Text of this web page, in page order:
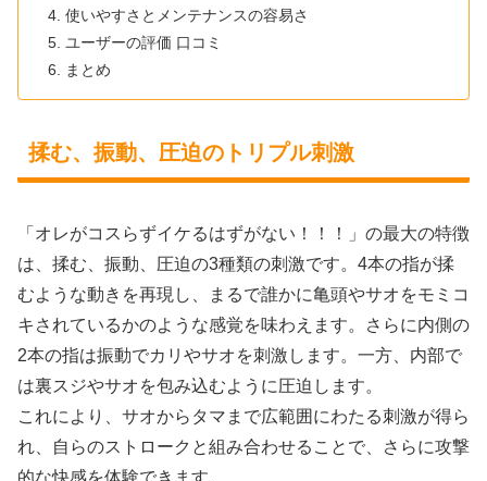
使いやすさとメンテナンスの容易さ
ユーザーの評価 口コミ
まとめ
揉む、振動、圧迫のトリプル刺激
「オレがコスらずイケるはずがない！！！」の最大の特徴
は、揉む、振動、圧迫の3種類の刺激です。4本の指が揉
むような動きを再現し、まるで誰かに亀頭やサオをモミコ
キされているかのような感覚を味わえます。さらに内側の
2本の指は振動でカリやサオを刺激します。一方、内部で
は裏スジやサオを包み込むように圧迫します。
これにより、サオからタマまで広範囲にわたる刺激が得ら
れ、自らのストロークと組み合わせることで、さらに攻撃
的な快感を体験できます。